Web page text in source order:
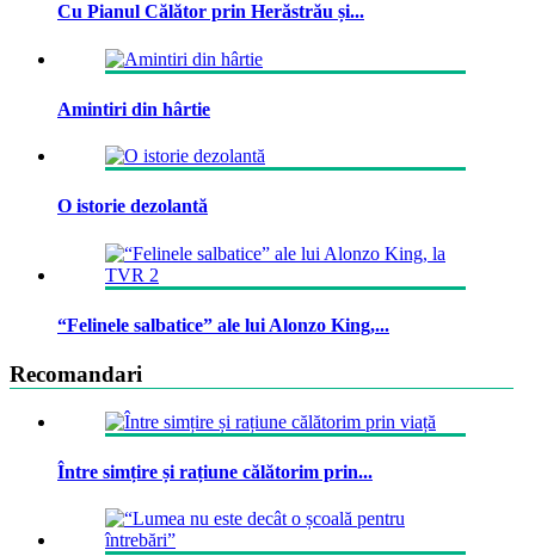
Cu Pianul Călător prin Herăstrău și...
Amintiri din hârtie
O istorie dezolantă
“Felinele salbatice” ale lui Alonzo King,...
Recomandari
Între simțire și rațiune călătorim prin...